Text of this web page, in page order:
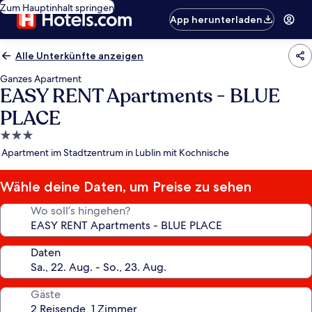
Zum Hauptinhalt springen
App herunterladen
Alle Unterkünfte anzeigen
Ganzes Apartment
EASY RENT Apartments - BLUE
PLACE
3.0-
Sterne-
Apartment im Stadtzentrum in Lublin mit Kochnische
Wähle deine Daten, um Preise zu sehen
Wo soll’s hingehen?
Daten
Gäste